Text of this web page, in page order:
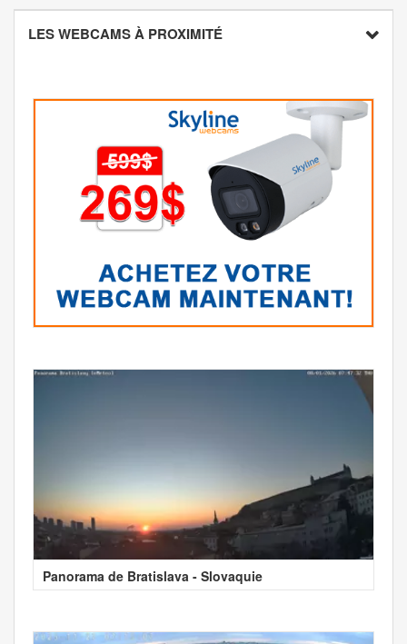
LES WEBCAMS À PROXIMITÉ
Panorama de Bratislava - Slovaquie